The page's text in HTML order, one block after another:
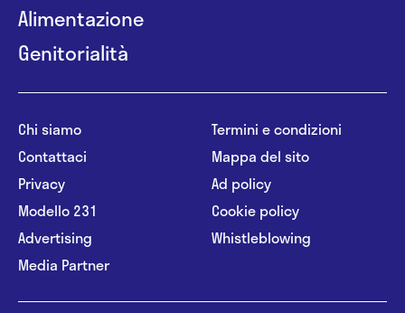
Alimentazione
Genitorialità
Chi siamo
Contattaci
Privacy
Modello 231
Advertising
Media Partner
Termini e condizioni
Mappa del sito
Ad policy
Cookie policy
Whistleblowing